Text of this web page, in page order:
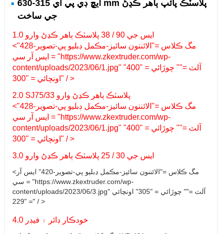
ايڇ ڊي پي اي 315-630 mm پلاسٽڪ پائپ ٻاهر ڪڍڻ
جي ساخت
1.0 ايس جي 90 / 38 پلاسٽڪ ٻاهر ڪڍڻ وارو
<مگ ڪلاس ="الائننون سائيز-مڪمل ڊبليو پي-تصوير-428"
ايس آر سي = "https://www.zkextruder.com/wp-
content/uploads/2023/06/1.jpg" آلٽ ="" چوڙائي = "400"
اونچائي = "300" / >
2.0 SJ75/33 پلاسٽڪ ٻاهر ڪڍڻ وارو
<مگ ڪلاس ="الائننون سائيز-مڪمل ڊبليو پي-تصوير-428"
ايس آر سي = "https://www.zkextruder.com/wp-
content/uploads/2023/06/1.jpg" آلٽ ="" چوڙائي = "400"
اونچائي = "300" / >
3.0 ايس جي 30 / 25 پلاسٽڪ ٻاهر ڪڍڻ وارو
<مگ ڪلاس ="الائننون سائيز-مڪمل ڊبليو پي-تصوير-420" ايس آر
سي = "https://www.zkextruder.com/wp-
content/uploads/2023/06/3.jpg" آلٽ ="" چوڙائي = "305" اونچائي
= "229" / >
4.0 خودڪار ڊائر ۽ فيڊر